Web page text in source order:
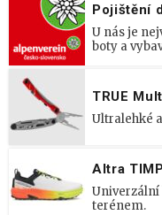
Pojištění
U nás je
boty a
TRUE
Ultralehké
Altra
Univerzální
terénem.